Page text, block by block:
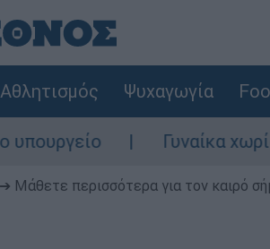
Αθλητισμός Ψυχαγωγία
Γυναίκα χωρίς τις
➔ Μάθετε περισσότερα για τον καιρό